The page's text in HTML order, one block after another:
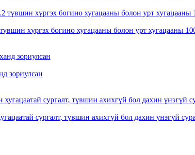
хүргэх богино хугацааны болон урт хугацааны
зориулсан
сургалт, түвшин ахихгүй бол дахин үнэгүй